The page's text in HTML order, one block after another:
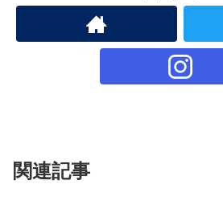
関連記事